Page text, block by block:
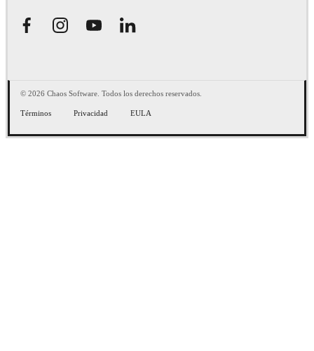
© 2026 Chaos Software. Todos los derechos reservados.
Términos Privacidad EULA